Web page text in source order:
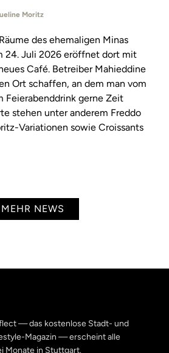
Moritz
des ehemaligen Minas
24. Juli 2026 eröffnet dort mit
Café. Betreiber Mahieddine
Ort schaffen, an dem man vom
Feierabenddrink gerne Zeit
stehen unter anderem Freddo
Variationen sowie Croissants
MEHR NEWS
— das kostenlose Stadt- und
Magazin — erscheint alle
Monate in Stuttgart.